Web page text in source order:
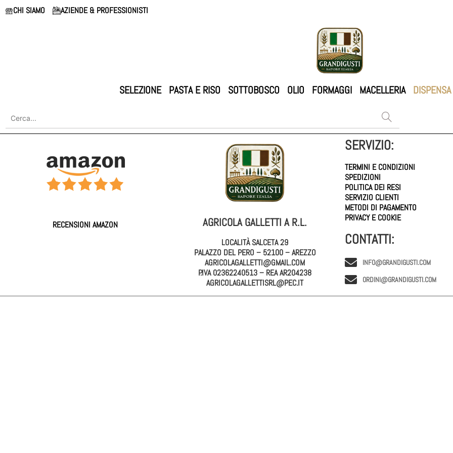
CHI SIAMO AZIENDE & PROFESSIONISTI
SELEZIONE PASTA E RISO SOTTOBOSCO OLIO FORMAGGI MACELLERIA DISPENSA
RECENSIONI AMAZON AGRICOLA GALLETTI A R.L.
LOCALITÀ SALCETA 29
PALAZZO DEL PERO – 52100 – AREZZO
AGRICOLAGALLETTI@GMAIL.COM
P.IVA 02362240513 – REA AR204238
AGRICOLAGALLETTISRL@PEC.IT
SERVIZIO:
TERMINI E CONDIZIONI
SPEDIZIONI
POLITICA DEI RESI
SERVIZIO CLIENTI
METODI DI PAGAMENTO
PRIVACY E COOKIE
CONTATTI:
INFO@GRANDIGUSTI.COM
ORDINI@GRANDIGUSTI.COM